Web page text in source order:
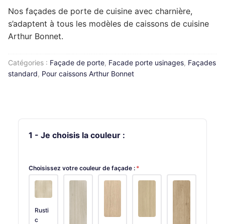
Complément rénovation de cuisine
Façade de tiroir
Complément rénovation de cuisine
Façade de porte
Façade de tiroir
Pour caissons Schmidt
Façade de porte
Complément rénovation de cuisine
Pour caissons SoCoo’c
Façade de tiroir
Nos façades de porte de cuisine avec charnière,
s’adaptent à tous les modèles de caissons de cuisine
Arthur Bonnet.
Catégories : Façade de porte, Facade porte usinages, Façades
standard, Pour caissons Arthur Bonnet
1 - Je choisis la couleur :
Choisissez votre couleur de façade : *
Rusti
c